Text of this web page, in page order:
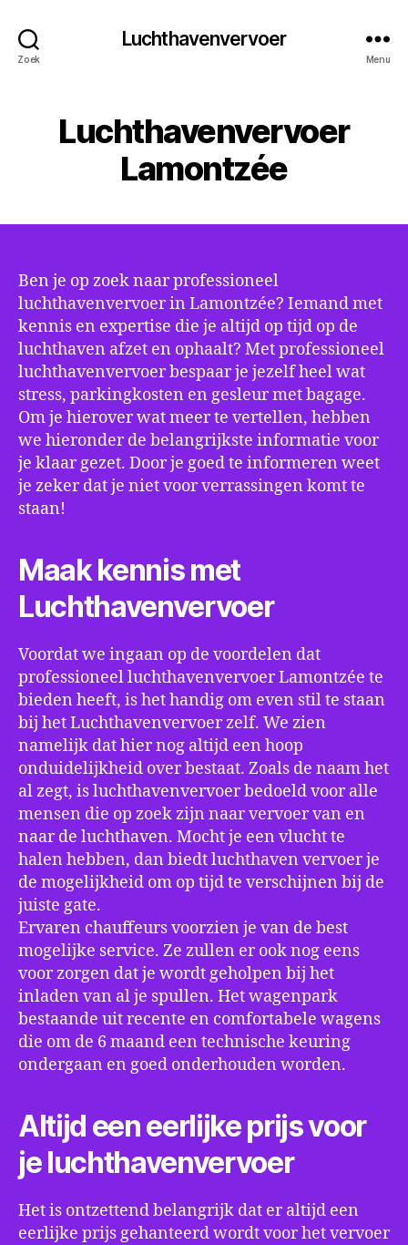
Zoek
Luchthavenvervoer
Menu
Luchthavenvervoer
Lamontzée
Ben je op zoek naar professioneel
luchthavenvervoer in Lamontzée? Iemand met
kennis en expertise die je altijd op tijd op de
luchthaven afzet en ophaalt? Met professioneel
luchthavenvervoer bespaar je jezelf heel wat
stress, parkingkosten en gesleur met bagage.
Om je hierover wat meer te vertellen, hebben
we hieronder de belangrijkste informatie voor
je klaar gezet. Door je goed te informeren weet
je zeker dat je niet voor verrassingen komt te
staan!
Maak kennis met
Luchthavenvervoer
Voordat we ingaan op de voordelen dat
professioneel luchthavenvervoer Lamontzée te
bieden heeft, is het handig om even stil te staan
bij het Luchthavenvervoer zelf. We zien
namelijk dat hier nog altijd een hoop
onduidelijkheid over bestaat. Zoals de naam het
al zegt, is luchthavenvervoer bedoeld voor alle
mensen die op zoek zijn naar vervoer van en
naar de luchthaven. Mocht je een vlucht te
halen hebben, dan biedt luchthaven vervoer je
de mogelijkheid om op tijd te verschijnen bij de
juiste gate.
Ervaren chauffeurs voorzien je van de best
mogelijke service. Ze zullen er ook nog eens
voor zorgen dat je wordt geholpen bij het
inladen van al je spullen. Het wagenpark
bestaande uit recente en comfortabele wagens
die om de 6 maand een technische keuring
ondergaan en goed onderhouden worden.
Altijd een eerlijke prijs voor
je luchthavenvervoer
Het is ontzettend belangrijk dat er altijd een
eerlijke prijs gehanteerd wordt voor het vervoer